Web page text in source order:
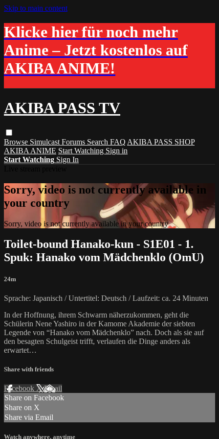
Skip to main content
Klicke hier für noch mehr
Anime – Jetzt kostenlos auf
AKIBA ANIME!
AKIBA PASS TV
Browse Simulcast Forums Search FAQ AKIBA PASS SHOP
AKIBA ANIME Start Watching Sign in
Start Watching Sign In
Sorry, video is not currently available in
your country
Sorry, video is not currently available in your country
Toilet-bound Hanako-kun - S1E01 - 1.
Spuk: Hanako vom Mädchenklo (OmU)
24m
Sprache: Japanisch / Untertitel: Deutsch / Laufzeit: ca. 24 Minuten
In der Hoffnung, ihrem Schwarm näherzukommen, geht die
Schülerin Nene Yashiro in der Kamome Akademie der siebten
Legende von “Hanako vom Mädchenklo” nach. Doch als sie auf
den besagten Schulgeist trifft, verlaufen die Dinge anders als
erwartet…
Share with friends
Facebook XEmail
Share on Facebook
Share on X
Share via Email
Watch anywhere, anytime